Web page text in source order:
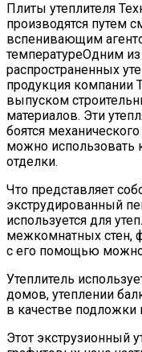
Плиты утеплителя
производятся путем
вспенивающим
температуреОдним
распространенных
продукция компании
выпуском
материалов. Эти
боятся
можно использовать
отделки.
Что представляет
экструдированный
используется для
межкомнатных стен,
с его помощью можно
Утеплитель
домов, утеплении
в качестве подложки
Этот экструзионный